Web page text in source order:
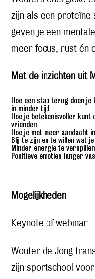
zijn als een proteïne
geven je een
meer focus, rust én
Met de inzichten uit
Hoe een stap terug doen
in minder tijd
Hoe je betekenisvoller kunt
vrienden
Hoe je met meer aandacht
Blij te zijn en te willen wat
Minder energie te
Positieve emoties langer
Mogelijkheden
Keynote of webinar
Wouter de Jong
zijn sportschool